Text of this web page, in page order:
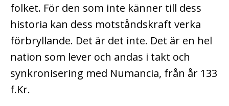
folket. För den som inte känner till dess
historia kan dess motståndskraft verka
förbryllande. Det är det inte. Det är en hel
nation som lever och andas i takt och
synkronisering med Numancia, från år 133
f.Kr.